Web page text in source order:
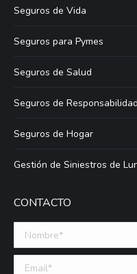
Seguros de Vida
Seguros para Pymes
Seguros de Salud
Seguros de
Seguros de Hogar
Gestión de Siniestros de
CONTACTO
Nombre *
Email (requerido)